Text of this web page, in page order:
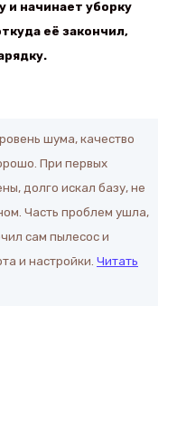
и начинает уборку
её закончил,
шума, качество
При первых
долго искал базу, не
Часть проблем ушла,
сам пылесос и
и настройки. Читать